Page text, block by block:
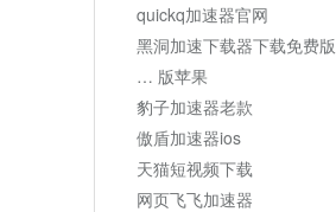
quickq加速器官网
黑洞加速下载器下载免费版
… 版苹果
豹子加速器老款
傲盾加速器ios
天猫短视频下载
网页飞飞加速器